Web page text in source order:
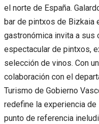
el norte de España.
bar de pintxos de Bizkaia
gastronómica invita a sus
espectacular de pintxos,
selección de vinos. Con
colaboración con el
Turismo de Gobierno
redefine la experiencia de
punto de referencia